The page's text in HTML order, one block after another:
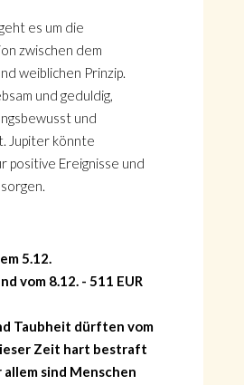
es um die
zwischen dem
weiblichen Prinzip.
und geduldig,
und
Jupiter könnte
positive Ereignisse und
5.12.
vom 8.12. - 511 EUR
Taubheit dürften vom
Zeit hart bestraft
sind Menschen